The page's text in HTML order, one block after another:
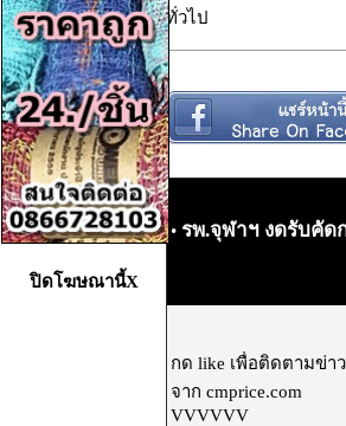
ทั่วไป
• รพ.จุฬาฯ งดรับคัด
กด like เพื่อติดตามข่า
จาก cmprice.com
VVVVVV
ปิดโฆษณานี้X